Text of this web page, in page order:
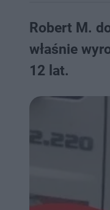
Robert M.
właśnie
12 lat.